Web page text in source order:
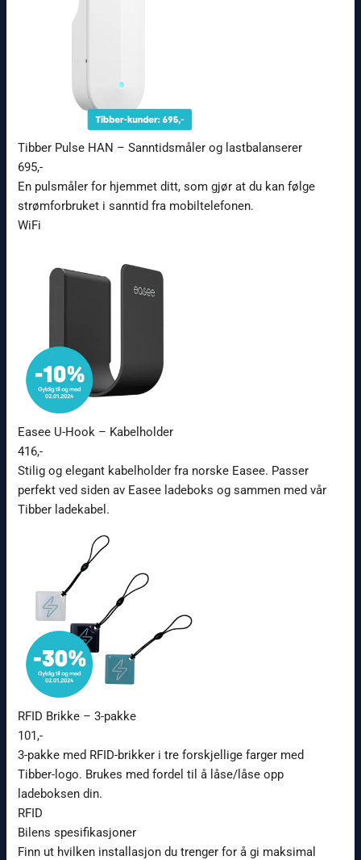
Tibber Pulse HAN – Sanntidsmåler og lastbalanserer
695,-
En pulsmåler for hjemmet ditt, som gjør at du kan følge
strømforbruket i sanntid fra mobiltelefonen.
WiFi
Easee U-Hook – Kabelholder
416,-
Stilig og elegant kabelholder fra norske Easee. Passer
perfekt ved siden av Easee ladeboks og sammen med vår
Tibber ladekabel.
RFID Brikke – 3-pakke
101,-
3-pakke med RFID-brikker i tre forskjellige farger med
Tibber-logo. Brukes med fordel til å låse/låse opp
ladeboksen din.
RFID
Bilens spesifikasjoner
Finn ut hvilken installasjon du trenger for å gi maksimal